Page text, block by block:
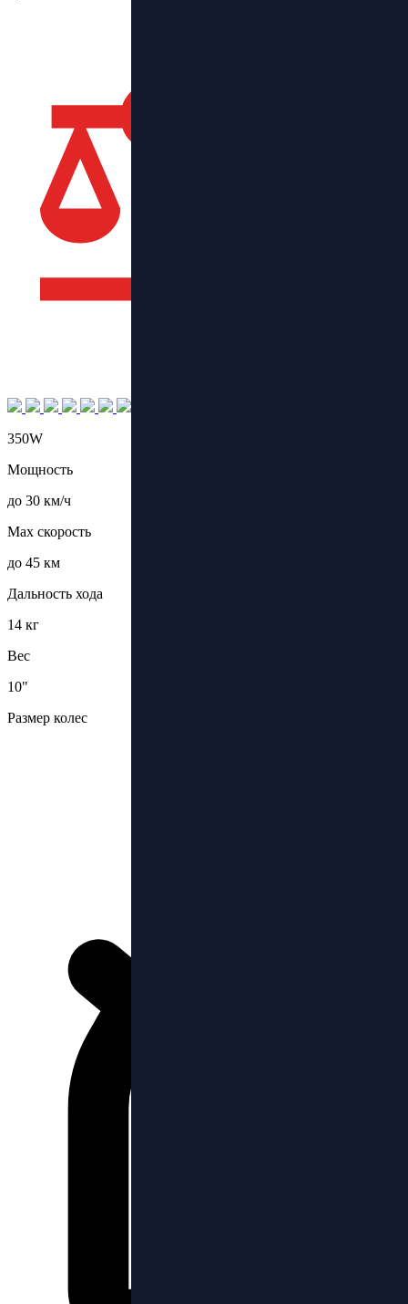
350W
Мощность
до 30 км/ч
Max скорость
до 45 км
Дальность хода
14 кг
Вес
10"
Размер колес